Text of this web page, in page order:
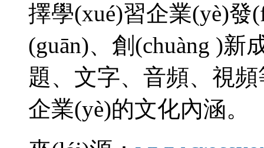
擇學(xué)習企業(yè)發
(guān)、創(chuàng )
題、文字、音頻
企業(yè)的文化內涵。